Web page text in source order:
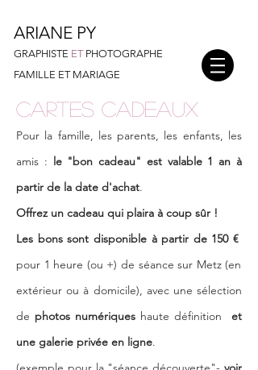
ARIANE PY
GRAPHISTE ET PHOTOGRAPHE
FAMILLE ET MARIAGE
Cartes cadeaux
Pour la famille, les parents, les enfants, les
amis : le "bon cadeau" est valable 1 an à
partir de la date d'achat.
Offrez un cadeau qui plaira à coup sûr !
Les bons sont disponible à partir de 150 €
pour 1 heure (ou +) de séance sur Metz(en
extérieur ou à domicile), avec une sélection
de photos numériques haute définition et
une galerie privée en ligne.